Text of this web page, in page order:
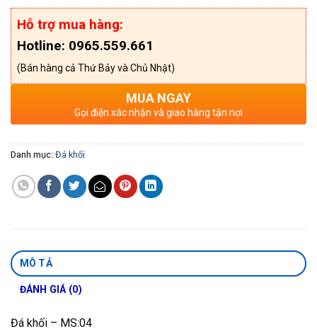
Hỗ trợ mua hàng:
Hotline: 0965.559.661
(Bán hàng cả Thứ Bảy và Chủ Nhật)
MUA NGAY
Gọi điện xác nhận và giao hàng tận nơi
Danh mục: Đá khối
MÔ TẢ
ĐÁNH GIÁ (0)
Đá khối – MS:04